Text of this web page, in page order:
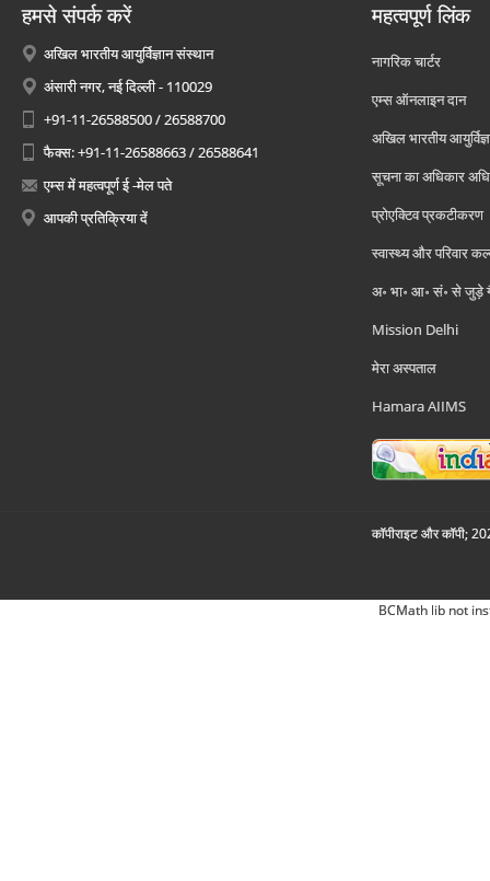
हमसे संपर्क करें
अखिल भारतीय आयुर्विज्ञान संस्थान
अंसारी नगर, नई दिल्ली - 110029
+91-11-26588500 / 26588700
फैक्स: +91-11-26588663 / 26588641
एम्स में महत्वपूर्ण ई -मेल पते
आपकी प्रतिक्रिया दें
महत्वपूर्ण लिंक
नागरिक चार्टर
एम्स ऑनलाइन दान
अखिल भारतीय
सूचना का अधिकार
प्रोएक्टिव प्रकटीकरण
स्वास्थ्य और परिवार
अ॰ भा॰ आ॰ सं॰ से जुड़े
Mission Delhi
मेरा अस्पताल
Hamara AIIMS
कॉपीराइट और कॉपी;
BCMath lib not